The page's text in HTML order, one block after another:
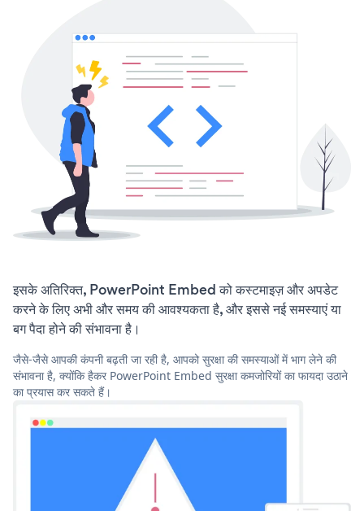
इसके अतिरिक्त, PowerPoint Embed को कस्टमाइज़ और अपडेट
करने के लिए अभी और समय की आवश्यकता है, और इससे नई समस्याएं या
बग पैदा होने की संभावना है।
जैसे-जैसे आपकी कंपनी बढ़ती जा रही है, आपको सुरक्षा की समस्याओं में भाग लेने की
संभावना है, क्योंकि हैकर PowerPoint Embed सुरक्षा कमजोरियों का फायदा उठाने
का प्रयास कर सकते हैं।